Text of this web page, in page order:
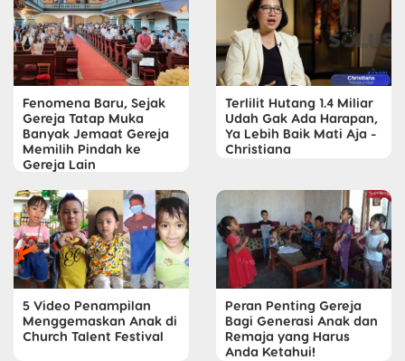
Fenomena Baru, Sejak
Gereja Tatap Muka
Banyak Jemaat Gereja
Memilih Pindah ke
Gereja Lain
Terlilit Hutang 1.4 Miliar
Udah Gak Ada Harapan,
Ya Lebih Baik Mati Aja -
Christiana
5 Video Penampilan
Menggemaskan Anak di
Church Talent Festival
Peran Penting Gereja
Bagi Generasi Anak dan
Remaja yang Harus
Anda Ketahui!